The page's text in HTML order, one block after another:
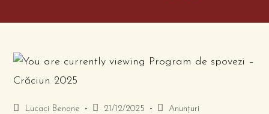
Lucaci Benone 21/12/2025 Anunțuri